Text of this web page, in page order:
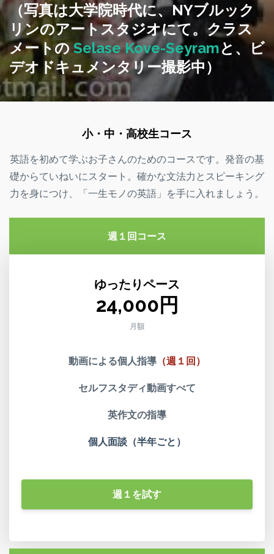
（写真は大学院時代に、NYブルック
リンのアートスタジオにて。クラス
メートのSelase Kove-Seyramと、ビ
デオドキュメンタリー撮影中）
小・中・高校生コース
英語を初めて学ぶお子さんのためのコースです。発音の基
礎からていねいにスタート。確かな文法力とスピーキング
力を身につけ、「一生モノの英語」を手に入れましょう。
週１回コース
ゆったりペース
24,000円
月額
動画による個人指導 （週１回）
セルフスタディ動画すべて
英作文の指導
個人面談（半年ごと）
週１を試す